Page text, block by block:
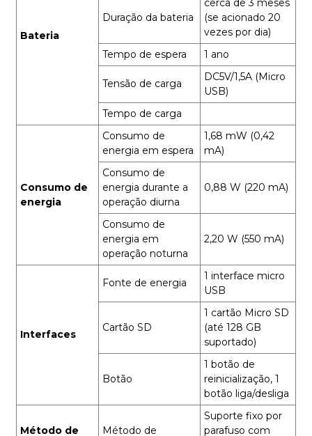
Bateria
Duração da bateria
cerca de 3 meses
(se acionado 20
vezes por dia)
Tempo de espera
1 ano
Tensão de carga
DC5V/1,5A (Micro
USB)
Tempo de carga
Consumo de
energia
Consumo de
energia em espera
1,68 mW (0,42
mA)
Consumo de
energia durante a
operação diurna
0,88 W (220 mA)
Consumo de
energia em
operação noturna
2,20 W (550 mA)
Interfaces
Fonte de energia
1 interface micro
USB
Cartão SD
1 cartão Micro SD
(até 128 GB
suportado)
Botão
1 botão de
reinicialização, 1
botão liga/desliga
Método de
Método de
Suporte fixo por
parafuso com